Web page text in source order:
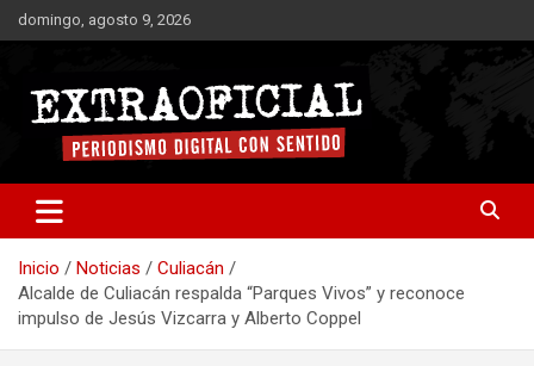
Saltar
al
domingo, agosto 9, 2026
Extraoficial
Inicio Noticias
Culiacán
Alcalde de Culiacán respalda “Parques Vivos” y reconoce
impulso de Jesús Vizcarra y Alberto Coppel